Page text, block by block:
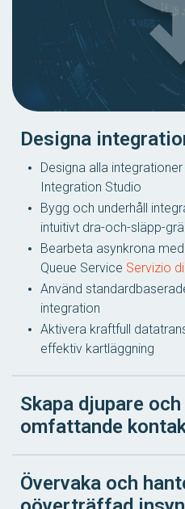
Designa
Designa alla
Integration Studio
Bygg och underhåll
intuitivt dra-och-släpp-
Bearbeta asynkrona
Queue Service Servizio
Använd
integration
Aktivera kraftfull
effektiv kartläggning
Skapa djupare
omfattande
Övervaka och